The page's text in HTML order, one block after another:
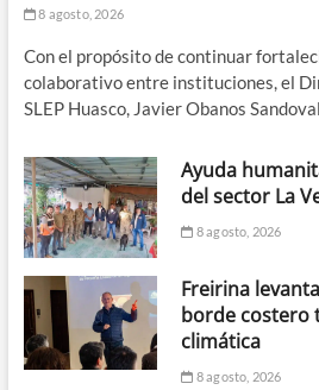
8 agosto, 2026
Con el propósito de continuar
colaborativo entre instituciones, el
SLEP Huasco, Javier Obanos
Ayuda
del sector La
8 agosto, 2026
Freirina
borde costero
climática
8 agosto, 2026